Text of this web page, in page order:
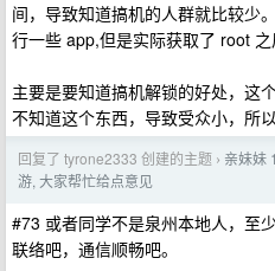
间，导致知道搞机的人群就比较少
行一些 app,但是实际获取了 root 之
主要是要知道搞机解锁的好处，这
不知道这个东西，导致受众小，所
回复了 tyrone2333 创建的主题 › 亲妹妹
游, 大家帮忙给点意见
#73 或者同学不是泉州本地人，至
联络吧，通信顺畅吧。